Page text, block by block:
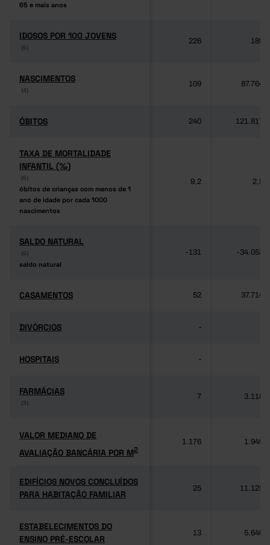
65 e mais anos
65 e mais anos
IDOSOS POR 100 JOVENS
(6)
IDOSOS POR 100 JOVENS
(6)
226 189
NASCIMENTOS
(4)
NASCIMENTOS
(4)
109 87.764
ÓBITOS
ÓBITOS 240 121.817
TAXA DE MORTALIDADE
INFANTIL (‰)
(6)
óbitos de crianças com menos de 1
ano de idade por cada 1000
nascimentos
TAXA DE MORTALIDADE
INFANTIL (‰)
(6)
óbitos de crianças com menos de 1
ano de idade por cada 1000
nascimentos
9,2 2,8
SALDO NATURAL
(6)
saldo natural
SALDO NATURAL
(6)
saldo natural
-131 -34.053
CASAMENTOS
CASAMENTOS 52 37.714
DIVÓRCIOS
DIVÓRCIOS -
HOSPITAIS
HOSPITAIS -
FARMÁCIAS
(3)
FARMÁCIAS
(3)
7 3.118
VALOR MEDIANO DE
AVALIAÇÃO BANCÁRIA POR M2
VALOR MEDIANO DE
AVALIAÇÃO BANCÁRIA POR M2
1.176 1.949
EDIFÍCIOS NOVOS CONCLUÍDOS
PARA HABITAÇÃO FAMILIAR
EDIFÍCIOS NOVOS CONCLUÍDOS
PARA HABITAÇÃO FAMILIAR
25 11.125
ESTABELECIMENTOS DO
ENSINO PRÉ-ESCOLAR
ESTABELECIMENTOS DO
ENSINO PRÉ-ESCOLAR
13 5.640